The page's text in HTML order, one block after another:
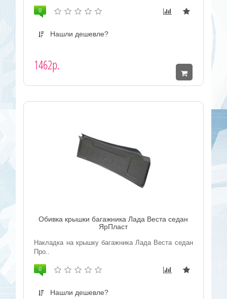
0
Нашли дешевле?
1462р.
Обивка крышки багажника Лада Веста седан
ЯрПласт
Накладка на крышку багажника Лада Веста седан
Про..
0
Нашли дешевле?